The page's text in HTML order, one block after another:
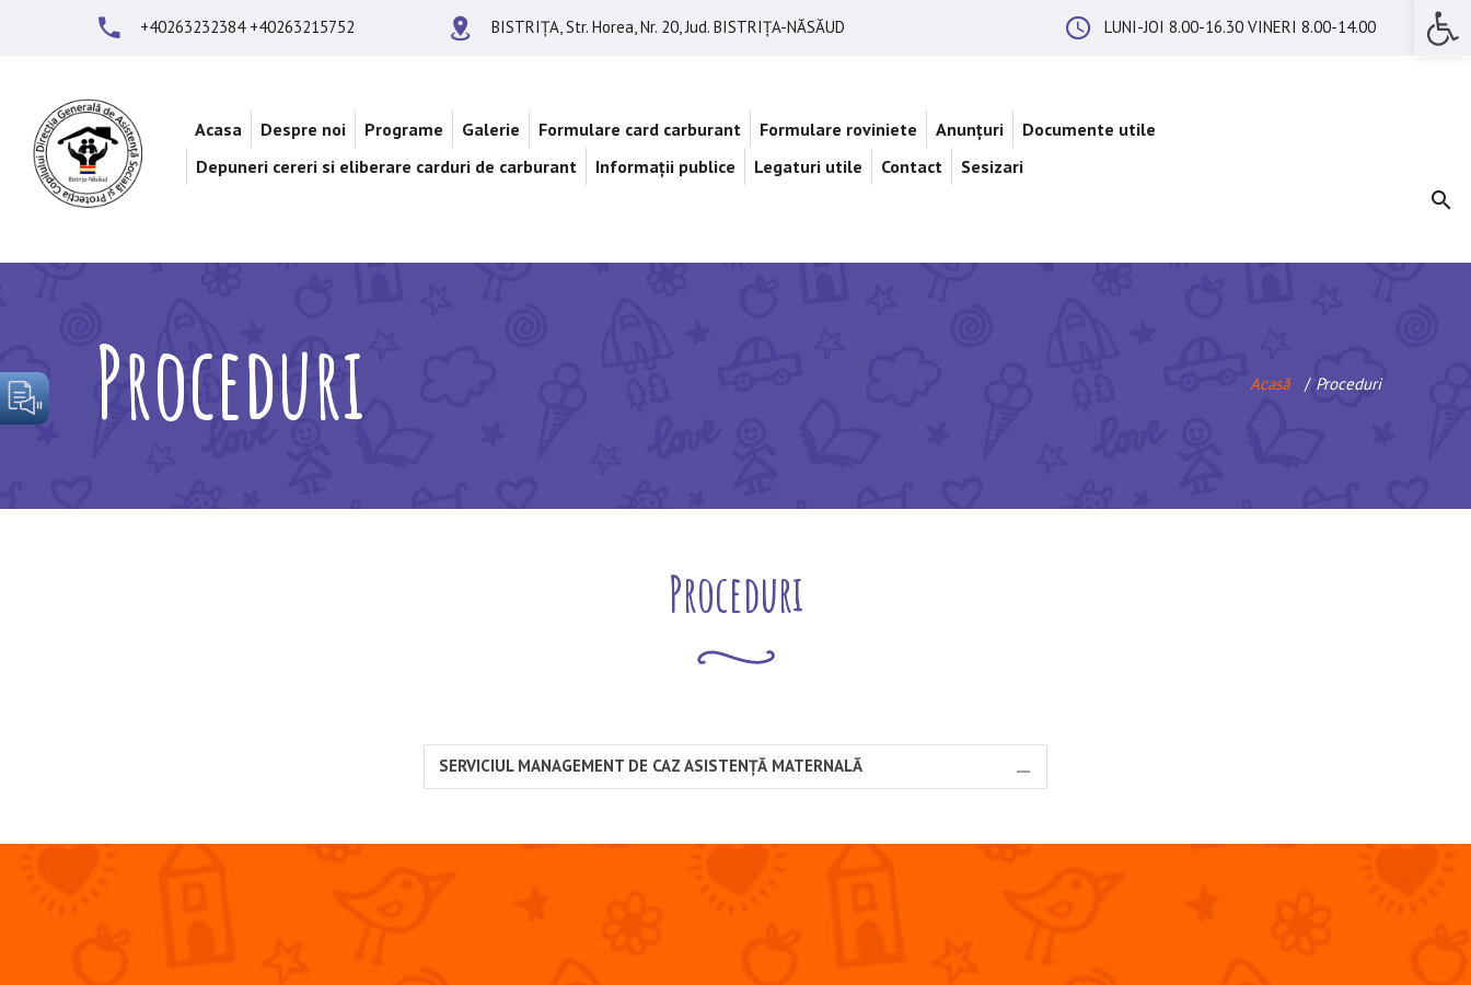
+40263232384 +40263215752 BISTRIȚA, Str. Horea, Nr. 20, Jud. BISTRIȚA-NĂSĂUD LUNI-JOI 8.00-16.30 VINERI 8.00-14.00
Acasa Despre noi Programe Galerie Formulare card carburant Formulare roviniete Anunțuri
Documente utile
Depuneri cereri si eliberare carduri de carburant
Informații publice Legaturi utile Contact Sesizari
Proceduri Acasă Proceduri
Proceduri
SERVICIUL MANAGEMENT DE CAZ ASISTENȚĂ MATERNALĂ